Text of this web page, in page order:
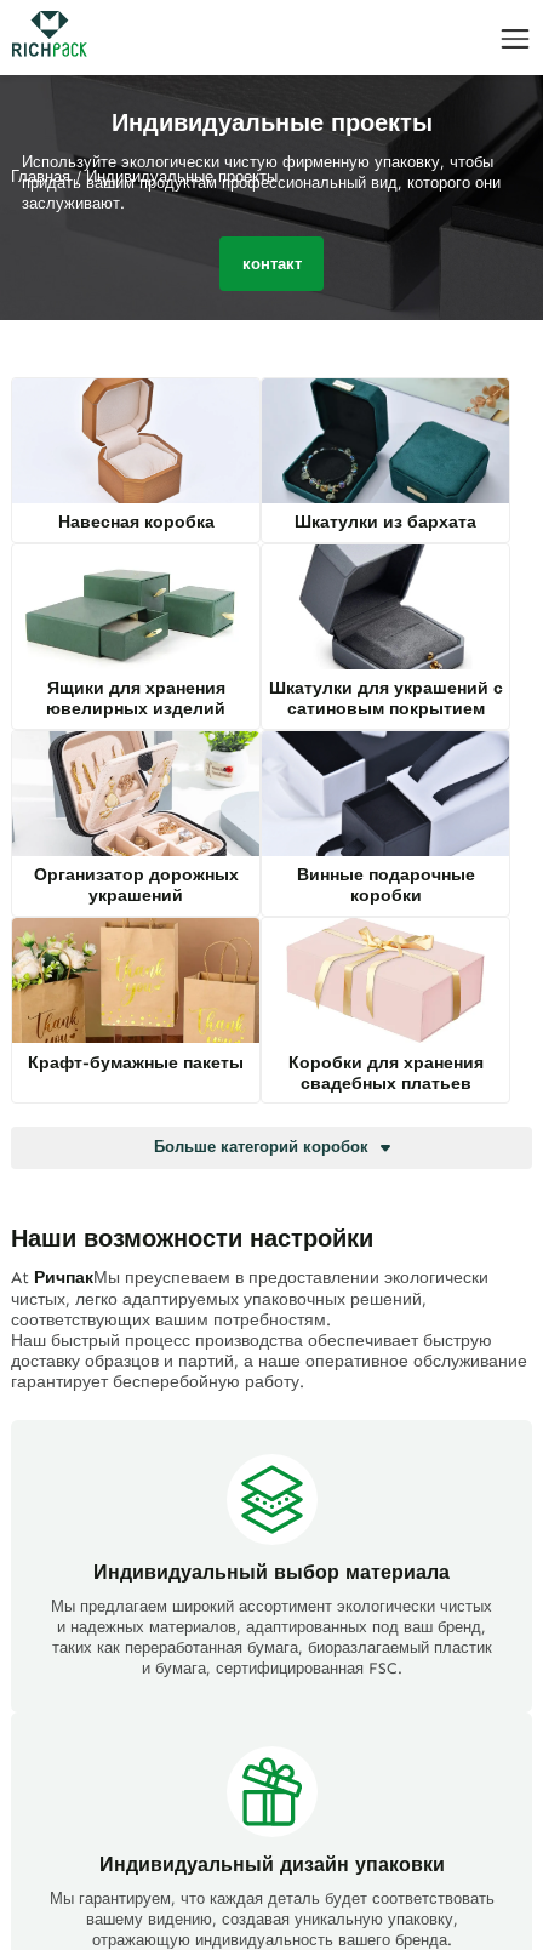
Главная/Индивидуальные проекты
Индивидуальные проекты
Используйте экологически чистую фирменную упаковку, чтобы
придать вашим продуктам профессиональный вид, которого они
заслуживают.
контакт
Навесная коробка Шкатулки из бархата
Ящики для хранения
ювелирных изделий
Шкатулки для украшений с
сатиновым покрытием
Организатор дорожных
украшений
Винные подарочные
коробки
Крафт-бумажные пакеты
Коробки для хранения
свадебных платьев
Больше категорий коробок
Наши возможности настройки
At РичпакМы преуспеваем в предоставлении экологически
чистых, легко адаптируемых упаковочных решений,
соответствующих вашим потребностям.
Наш быстрый процесс производства обеспечивает быструю
доставку образцов и партий, а наше оперативное обслуживание
гарантирует бесперебойную работу.
Индивидуальный выбор материала
Мы предлагаем широкий ассортимент экологически чистых
и надежных материалов, адаптированных под ваш бренд,
таких как переработанная бумага, биоразлагаемый пластик
и бумага, сертифицированная FSC.
Индивидуальный дизайн упаковки
Мы гарантируем, что каждая деталь будет соответствовать
вашему видению, создавая уникальную упаковку,
отражающую индивидуальность вашего бренда.